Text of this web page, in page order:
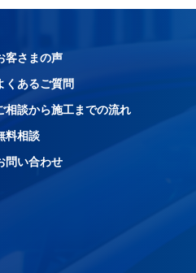
客さまの声
くあるご質問
相談から施工までの流れ
料相談
問い合わせ